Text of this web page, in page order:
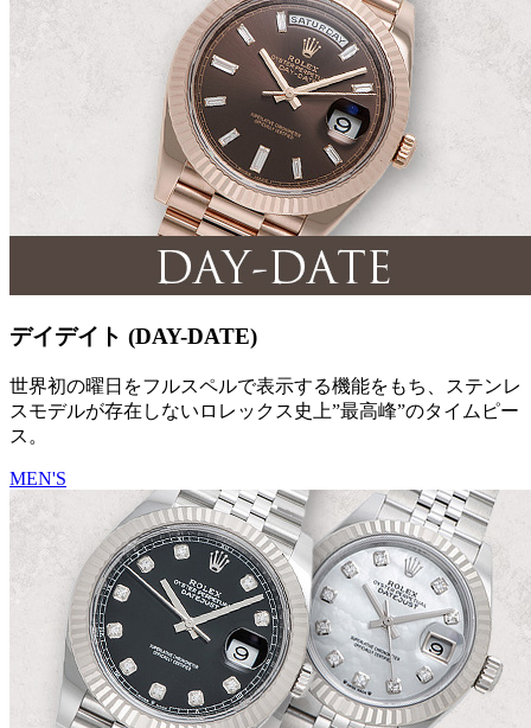
デイデイト (DAY-DATE)
世界初の曜日をフルスペルで表示する機能をもち、ステンレ
スモデルが存在しないロレックス史上”最高峰”のタイムピー
ス。
MEN'S